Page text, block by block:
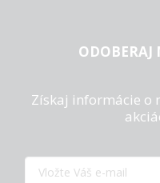
ODOBERAJ
Získaj informácie o